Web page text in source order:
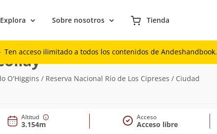
Explora Sobre nosotros Tienda
Ten acceso ilimitado a todos los contenidos de Andeshandbook.
(3.154m)
O'Higgins / Reserva Nacional Río de Los Cipreses / Ciudad
Altitud
3.154m
Acceso
Acceso libre